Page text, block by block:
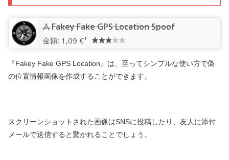
‎Fakey Fake GPS Location Spoof
金額: 1,09 €+
『Fakey Fake GPS Location』は、至ってシンプルな使い方で偽
の位置情報画像を作成することができます。
スクリーンショットされた画像はSNSに投稿したり、友人に添付
メールで送信すると驚かれることでしょう。